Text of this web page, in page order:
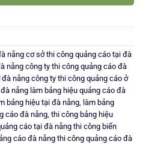
nẵng cơ sở thi công quảng cáo tại đà
nẵng công ty thi công quảng cáo đà
nẵng công ty thi công quảng cáo ở
nẵng làm bảng hiệu quảng cáo đà
bảng hiệu tại đà nẵng, làm bảng
cáo đà nẵng, thi công bảng hiệu
cáo tại đà nẵng thi công biển
cáo đà nẵng thi công quảng cáo đà